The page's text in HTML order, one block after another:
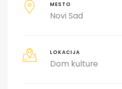
MESTO
Novi Sad
LOKACIJA
Dom kulture